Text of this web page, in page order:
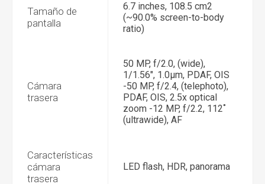
Tamaño de
pantalla
6.7 inches, 108.5 cm2
(~90.0% screen-to-body
ratio)
Cámara
trasera
50 MP, f/2.0, (wide),
1/1.56", 1.0µm, PDAF, OIS
-50 MP, f/2.4, (telephoto),
PDAF, OIS, 2.5x optical
zoom -12 MP, f/2.2, 112˚
(ultrawide), AF
Características
cámara
trasera
LED flash, HDR, panorama